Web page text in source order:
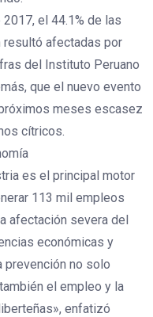
el 44.1% de las
resultó afectadas por
del Instituto Peruano
que el nuevo evento
meses escasez
cítricos.
es el principal motor
113 mil empleos
afectación severa del
económicas y
prevención no solo
el empleo y la
enfatizó